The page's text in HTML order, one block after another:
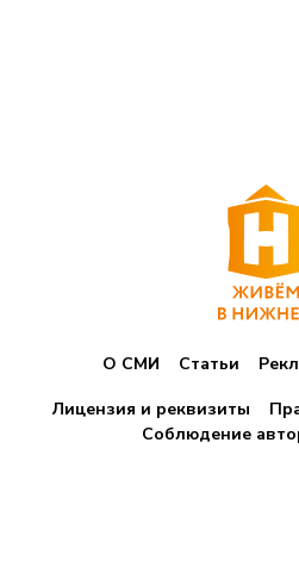
О СМИ Статьи
Лицензия и реквизиты
Соблюдение